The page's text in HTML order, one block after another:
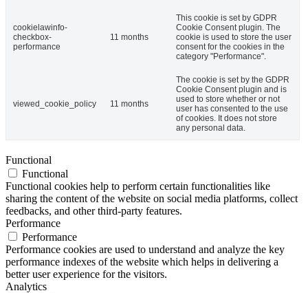
cookielawinfo-
checkbox-
performance
11 months
This cookie is set by GDPR
Cookie Consent plugin. The
cookie is used to store the user
consent for the cookies in the
category "Performance".
viewed_cookie_policy 11 months
The cookie is set by the GDPR
Cookie Consent plugin and is
used to store whether or not
user has consented to the use
of cookies. It does not store
any personal data.
Functional
Functional
Functional cookies help to perform certain functionalities like
sharing the content of the website on social media platforms, collect
feedbacks, and other third-party features.
Performance
Performance
Performance cookies are used to understand and analyze the key
performance indexes of the website which helps in delivering a
better user experience for the visitors.
Analytics